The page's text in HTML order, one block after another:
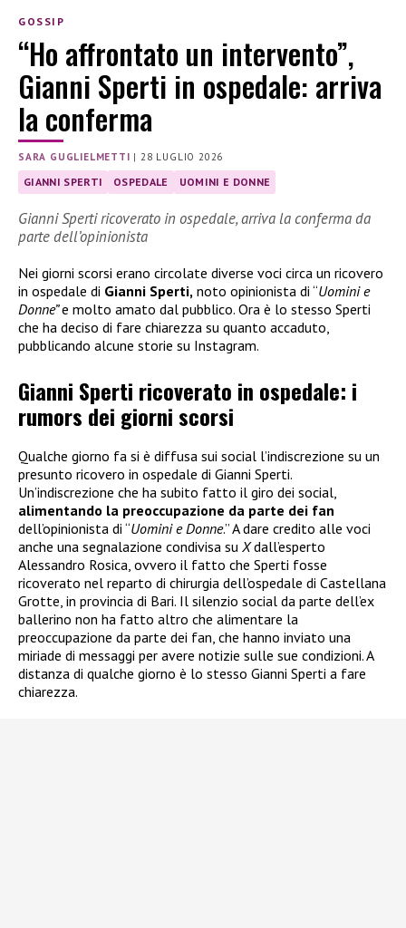
GOSSIP
“Ho affrontato un intervento”,
Gianni Sperti in ospedale: arriva
la conferma
SARA GUGLIELMETTI | 28 LUGLIO 2026
GIANNI SPERTI OSPEDALE UOMINI E DONNE
Gianni Sperti ricoverato in ospedale, arriva la conferma da
parte dell’opinionista
Nei giorni scorsi erano circolate diverse voci circa un ricovero
in ospedale di Gianni Sperti, noto opinionista di “Uomini e
Donne”e molto amato dal pubblico. Ora è lo stesso Sperti
che ha deciso di fare chiarezza su quanto accaduto,
pubblicando alcune storie su Instagram.
Gianni Sperti ricoverato in ospedale: i
rumors dei giorni scorsi
Qualche giorno fa si è diffusa sui social l’indiscrezione su un
presunto ricovero in ospedale di Gianni Sperti.
Un’indiscrezione che ha subito fatto il giro dei social,
alimentando la preoccupazione da parte dei fan
dell’opinionista di “Uomini e Donne.” A dare credito alle voci
anche una segnalazione condivisa su Xdall’esperto
Alessandro Rosica, ovvero il fatto che Sperti fosse
ricoverato nel reparto di chirurgia dell’ospedale di Castellana
Grotte, in provincia di Bari. Il silenzio social da parte dell’ex
ballerino non ha fatto altro che alimentare la
preoccupazione da parte dei fan, che hanno inviato una
miriade di messaggi per avere notizie sulle sue condizioni. A
distanza di qualche giorno è lo stesso Gianni Sperti a fare
chiarezza.